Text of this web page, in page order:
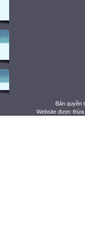
Bản quyền
Website được